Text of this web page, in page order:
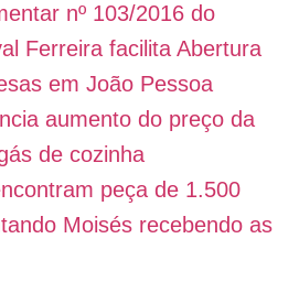
nº 103/2016 do
Ferreira facilita Abertura
em João Pessoa
aumento do preço da
de cozinha
peça de 1.500
Moisés recebendo as